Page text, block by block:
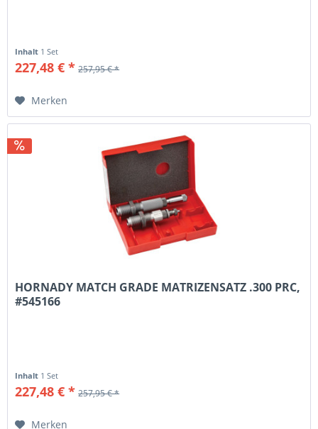
Inhalt 1 Set
227,48 € * 257,95 € *
Merken
HORNADY MATCH GRADE MATRIZENSATZ .300 PRC,
#545166
Inhalt 1 Set
227,48 € * 257,95 € *
Merken